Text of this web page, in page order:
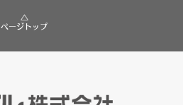
△
ページトップ